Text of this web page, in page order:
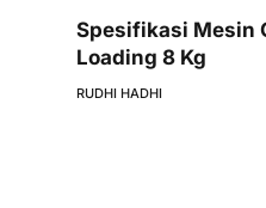
Spesifikasi Mesin
Loading 8 Kg
RUDHI HADHI